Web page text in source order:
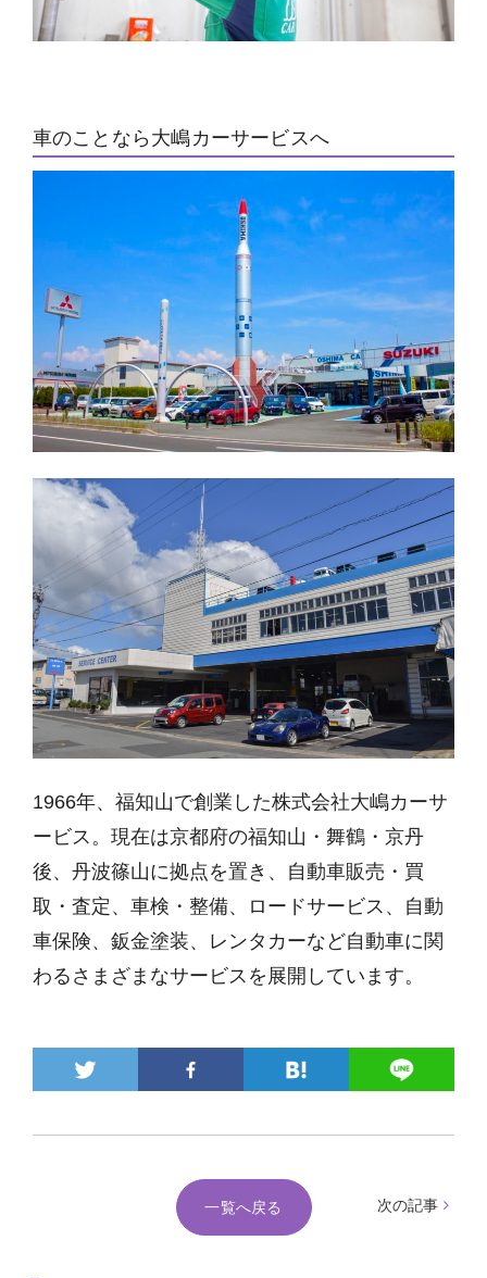
車のことなら大嶋カーサービスへ
1966年、福知山で創業した株式会社大嶋カーサ
ービス。現在は京都府の福知山・舞鶴・京丹
後、丹波篠山に拠点を置き、自動車販売・買
取・査定、車検・整備、ロードサービス、自動
車保険、鈑金塗装、レンタカーなど自動車に関
わるさまざまなサービスを展開しています。
一覧へ戻る 次の記事